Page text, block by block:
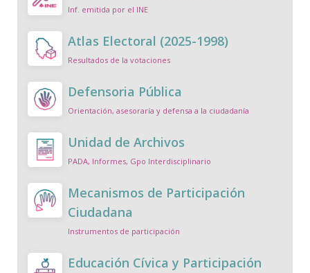
Inf. emitida por el INE
Atlas Electoral (2025-1998)
Resultados de la votaciones
Defensoria Pública
Orientación, asesoraría y defensa a la ciudadanía
Unidad de Archivos
PADA, Informes, Gpo Interdisciplinario
Mecanismos de Participación
Ciudadana
Instrumentos de participación
Educación Cívica y Participación